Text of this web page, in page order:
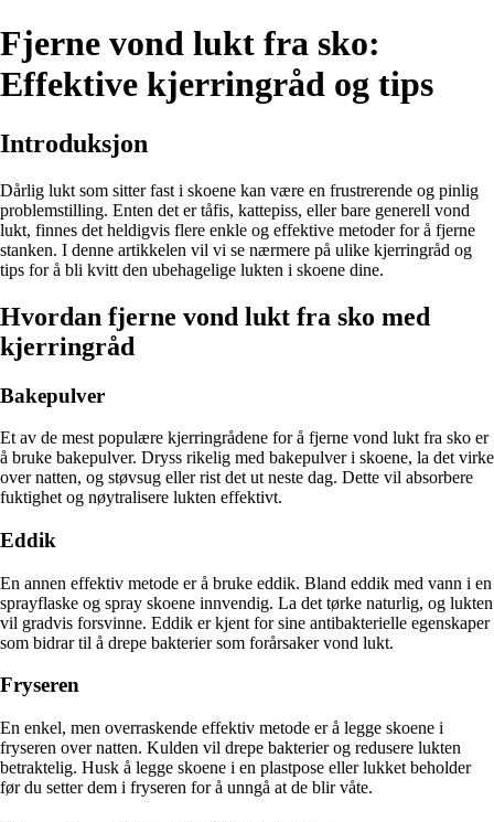
Fjerne vond lukt fra sko:
Effektive kjerringråd og tips
Introduksjon
Dårlig lukt som sitter fast i skoene kan være en frustrerende og pinlig
problemstilling. Enten det er tåfis, kattepiss, eller bare generell vond
lukt, finnes det heldigvis flere enkle og effektive metoder for å fjerne
stanken. I denne artikkelen vil vi se nærmere på ulike kjerringråd og
tips for å bli kvitt den ubehagelige lukten i skoene dine.
Hvordan fjerne vond lukt fra sko med
kjerringråd
Bakepulver
Et av de mest populære kjerringrådene for å fjerne vond lukt fra sko er
å bruke bakepulver. Dryss rikelig med bakepulver i skoene, la det virke
over natten, og støvsug eller rist det ut neste dag. Dette vil absorbere
fuktighet og nøytralisere lukten effektivt.
Eddik
En annen effektiv metode er å bruke eddik. Bland eddik med vann i en
sprayflaske og spray skoene innvendig. La det tørke naturlig, og lukten
vil gradvis forsvinne. Eddik er kjent for sine antibakterielle egenskaper
som bidrar til å drepe bakterier som forårsaker vond lukt.
Fryseren
En enkel, men overraskende effektiv metode er å legge skoene i
fryseren over natten. Kulden vil drepe bakterier og redusere lukten
betraktelig. Husk å legge skoene i en plastpose eller lukket beholder
før du setter dem i fryseren for å unngå at de blir våte.